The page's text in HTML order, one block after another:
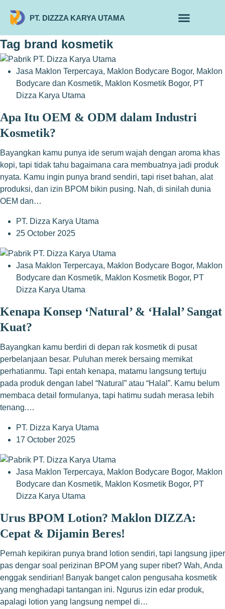
PT. DIZZZA KARYA UTAMA
Tag brand kosmetik
Jasa Maklon Terpercaya, Maklon Bodycare Bogor, Maklon
Bodycare dan Kosmetik, Maklon Kosmetik Bogor, PT
Dizza Karya Utama
Apa Itu OEM & ODM dalam Industri
Kosmetik?
Bayangkan kamu punya ide serum wajah dengan aroma khas
kopi, tapi tidak tahu bagaimana cara membuatnya jadi produk
nyata. Kamu ingin punya brand sendiri, tapi riset bahan, alat
produksi, dan izin BPOM bikin pusing. Nah, di sinilah dunia
OEM dan…
PT. Dizza Karya Utama
25 October 2025
Jasa Maklon Terpercaya, Maklon Bodycare Bogor, Maklon
Bodycare dan Kosmetik, Maklon Kosmetik Bogor, PT
Dizza Karya Utama
Kenapa Konsep ‘Natural’ & ‘Halal’ Sangat
Kuat?
Bayangkan kamu berdiri di depan rak kosmetik di pusat
perbelanjaan besar. Puluhan merek bersaing memikat
perhatianmu. Tapi entah kenapa, matamu langsung tertuju
pada produk dengan label “Natural” atau “Halal”. Kamu belum
membaca detail formulanya, tapi hatimu sudah merasa lebih
tenang.…
PT. Dizza Karya Utama
17 October 2025
Jasa Maklon Terpercaya, Maklon Bodycare Bogor, Maklon
Bodycare dan Kosmetik, Maklon Kosmetik Bogor, PT
Dizza Karya Utama
Urus BPOM Lotion? Maklon DIZZA:
Cepat & Dijamin Beres!
Pernah kepikiran punya brand lotion sendiri, tapi langsung jiper
pas dengar soal perizinan BPOM yang super ribet? Wah, Anda
enggak sendirian! Banyak banget calon pengusaha kosmetik
yang menghadapi tantangan ini. Ngurus izin edar produk,
apalagi lotion yang langsung nempel di…